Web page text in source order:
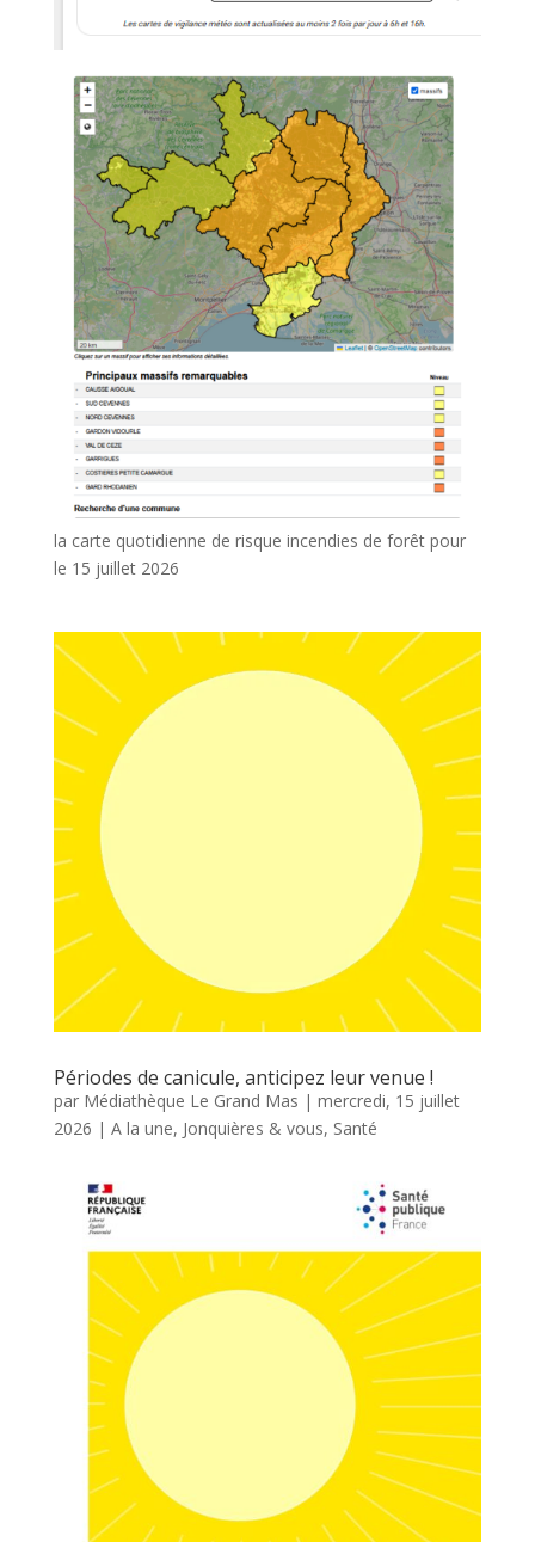
la carte quotidienne de risque incendies de forêt pour
le 15 juillet 2026
Périodes de canicule, anticipez leur venue !
par Médiathèque Le Grand Mas | mercredi, 15 juillet
2026 | A la une, Jonquières & vous, Santé